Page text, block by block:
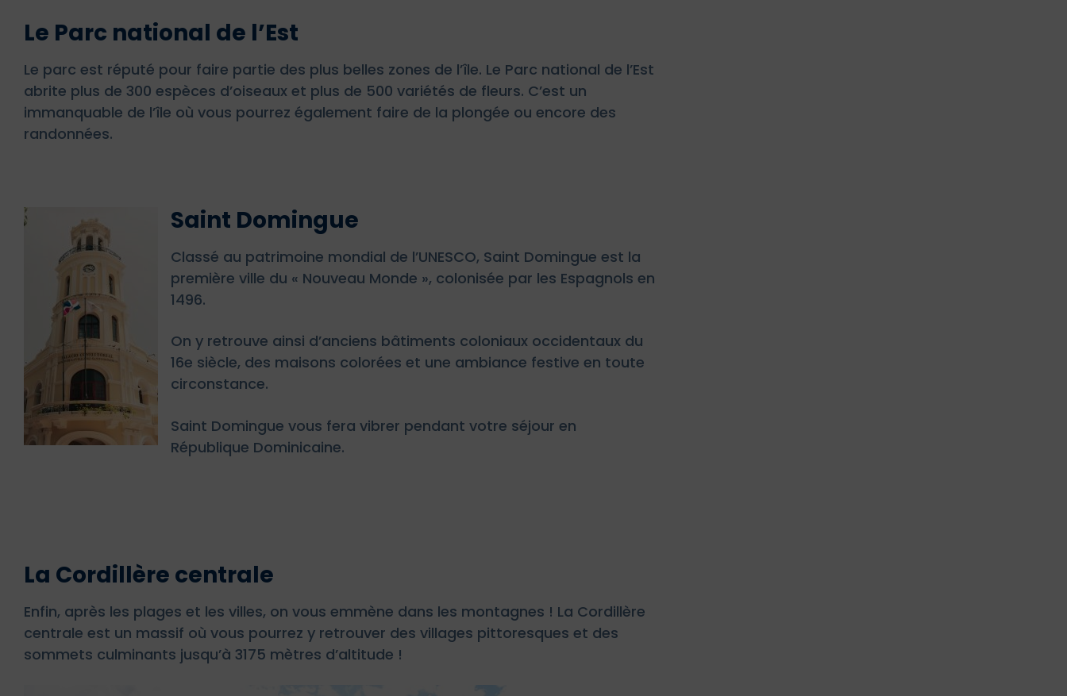
Le Parc national de l’Est
Le parc est réputé pour faire partie des plus belles zones de l’île. Le Parc national de l’Est
abrite plus de 300 espèces d’oiseaux et plus de 500 variétés de fleurs. C’est un
immanquable de l’île où vous pourrez également faire de la plongée ou encore des
randonnées.
Saint Domingue
Classé au patrimoine mondial de l’UNESCO, Saint Domingue est la
première ville du « Nouveau Monde », colonisée par les Espagnols en
1496.
On y retrouve ainsi d’anciens bâtiments coloniaux occidentaux du
16e siècle, des maisons colorées et une ambiance festive en toute
circonstance.
Saint Domingue vous fera vibrer pendant votre séjour en
République Dominicaine.
La Cordillère centrale
Enfin, après les plages et les villes, on vous emmène dans les montagnes ! La Cordillère
centrale est un massif où vous pourrez y retrouver des villages pittoresques et des
sommets culminants jusqu’à 3175 mètres d’altitude !